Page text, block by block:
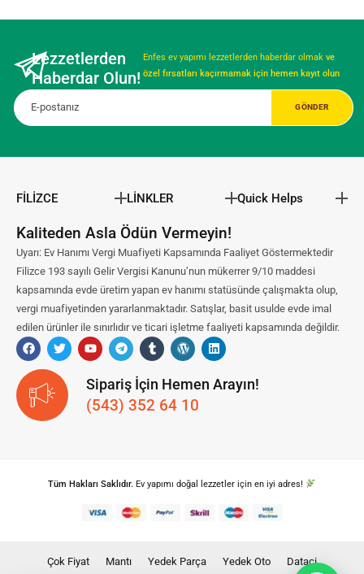
Lezzetlerden
Haberdar Olun!
Enfes ev yapımı lezzetlerden haberdar olmak ve
özel fırsatları kaçırmamak için hemen kayıt olun
FİLİZCE LİNKLER Quick Helps
Kaliteden Asla Ödün Vermeyin!
Uyarı: Ev Hanımı Vergi Muafiyeti Kapsamında Faaliyet Göstermektedir
Filizce 193 sayılı Gelir Vergisi Kanunu’nun mükerrer 9/10 maddesi
kapsamında evde üretim yapan ev hanımı statüsünde çalışmakta olup,
vergi muafiyetinden yararlanmaktadır. Satışlar, basit usulde evde imal
edilen ürünler ile sınırlıdır ve ticari işletme faaliyeti kapsamında değildir.
Sipariş İçin Hemen Arayın!
(543) 352 64 10
Tüm Hakları Saklıdır. Ev yapımı doğal lezzetler için en iyi adres!
Çok Fiyat Mantı Yedek Parça Yedek Oto Dataci